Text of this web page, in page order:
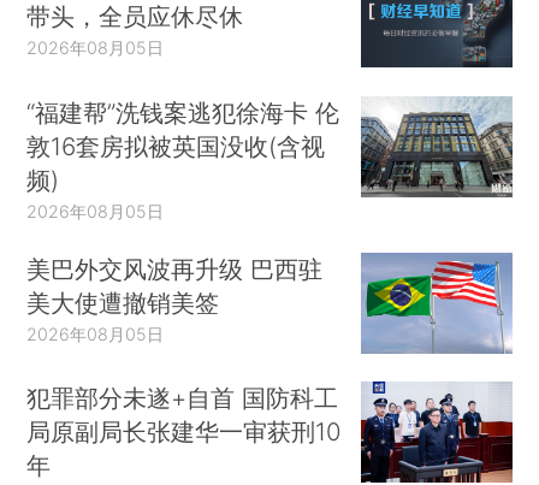
带头，全员应休尽休
2026年08月05日
“福建帮”洗钱案逃犯徐海卡 伦
敦16套房拟被英国没收(含视
频)
2026年08月05日
美巴外交风波再升级 巴西驻
美大使遭撤销美签
2026年08月05日
犯罪部分未遂+自首 国防科工
局原副局长张建华一审获刑10
年